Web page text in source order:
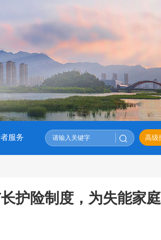
服务
护险制度，为失能家庭